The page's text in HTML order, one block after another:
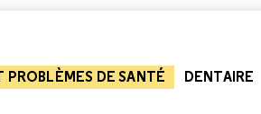
PROBLÈMES DE SANTÉ DENTAIRE